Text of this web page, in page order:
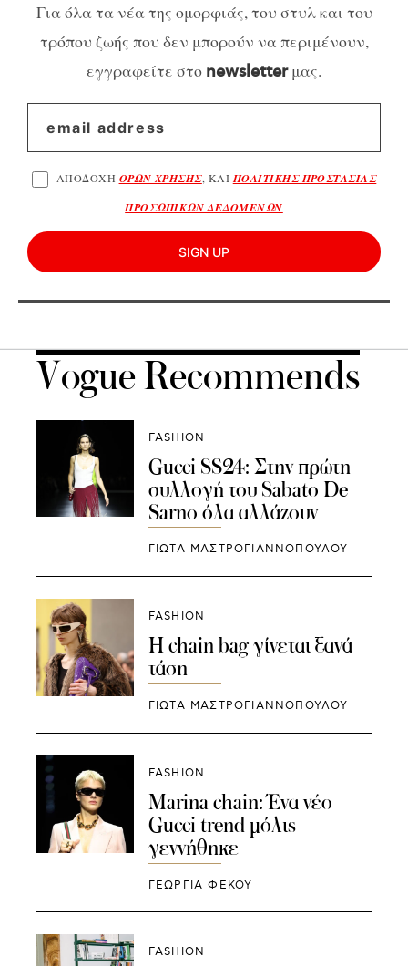
Για όλα τα νέα της ομορφιάς, του στυλ και του
τρόπου ζωής που δεν μπορούν να περιμένουν,
εγγραφείτε στο newsletterμας.
ΑΠΟΔΟΧΗ ΟΡΩΝ ΧΡΗΣΗΣ, ΚΑΙ ΠΟΛΙΤΙΚΗΣ ΠΡΟΣΤΑΣΙΑΣ
ΠΡΟΣΩΠΙΚΩΝ ΔΕΔΟΜΕΝΩΝ
SIGN UP
Vogue Recommends
FASHION
Gucci SS24: Στην πρώτη
συλλογή του Sabato De
Sarno όλα αλλάζουν
ΓΙΩΤΑ ΜΑΣΤΡΟΓΙΑΝΝΟΠΟΥΛΟΥ
FASHION
Η chain bag γίνεται ξανά
τάση
ΓΙΩΤΑ ΜΑΣΤΡΟΓΙΑΝΝΟΠΟΥΛΟΥ
FASHION
Marina chain: Ένα νέο
Gucci trend μόλις
γεννήθηκε
ΓΕΩΡΓΙΑ ΦΕΚΟΥ
FASHION